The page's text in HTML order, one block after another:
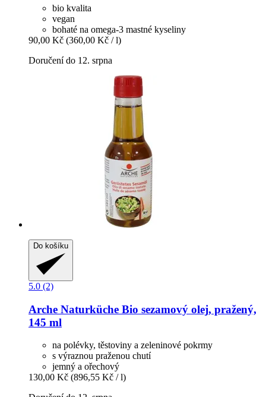
bio kvalita
vegan
bohaté na omega-3 mastné kyseliny
90,00 Kč (360,00 Kč / l)
Doručení do 12. srpna
Do košíku
5.0 (2)
Arche Naturküche Bio sezamový olej, pražený,
145 ml
na polévky, těstoviny a zeleninové pokrmy
s výraznou praženou chutí
jemný a ořechový
130,00 Kč (896,55 Kč / l)